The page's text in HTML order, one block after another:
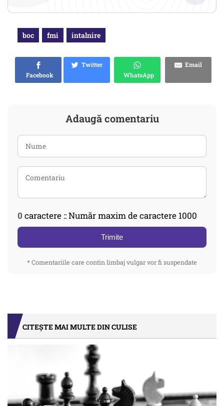
boc fmi intalnire
Facebook
Twitter
WhatsApp
Email
Adaugă comentariu
0 caractere :: Număr maxim de caractere 1000
Trimite
* Comentariile care contin limbaj vulgar vor fi suspendate
CITEȘTE MAI MULTE DIN CULISE